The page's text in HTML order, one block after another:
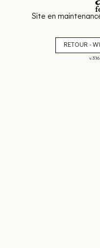
Site en
RETOUR -
v.